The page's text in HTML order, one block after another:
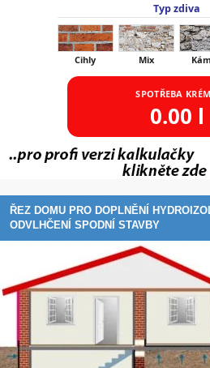
Typ zdiva
Cihly Mix
SPOTŘEBA
0.00 l
ŘEZ DOMU PRO DOPLNĚNÍ
ODVLHČENÍ SPODNÍ STAVBY